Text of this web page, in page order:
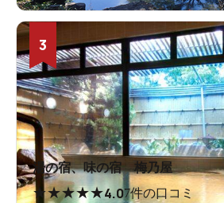
3
湯の宿、味の宿 梅乃屋
★★★★★4.07件の口コミ